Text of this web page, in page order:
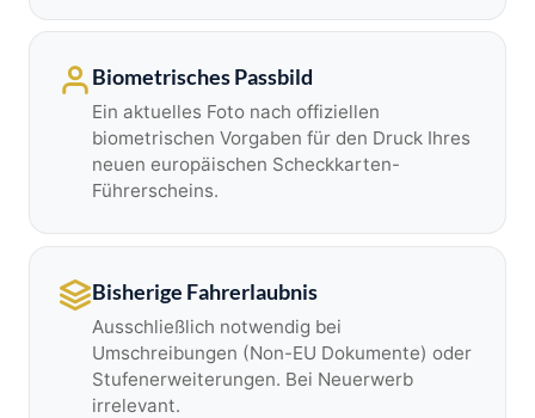
Biometrisches Passbild
Ein aktuelles Foto nach offiziellen
biometrischen Vorgaben für den Druck Ihres
neuen europäischen Scheckkarten-
Führerscheins.
Bisherige Fahrerlaubnis
Ausschließlich notwendig bei
Umschreibungen (Non-EU Dokumente) oder
Stufenerweiterungen. Bei Neuerwerb
irrelevant.